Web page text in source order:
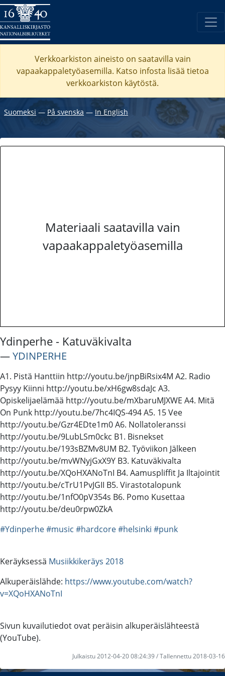
Verkkoarkiston aineisto on saatavilla vain
vapaakappaletyöasemilla. Katso infosta lisää tietoa
verkkoarkiston käytöstä.
Suomeksi ― På svenska ― In English
Materiaali saatavilla vain
vapaakappaletyöasemilla
Ydinperhe - Katuväkivalta
―YDINPERHE
A1. Pistä Hanttiin http://youtu.be/jnpBiRsix4M A2. Radio
Pysyy Kiinni http://youtu.be/xH6gw8sdaJc A3.
Opiskelijaelämää http://youtu.be/mXbaruMJXWE A4. Mitä
On Punk http://youtu.be/7hc4IQS-494 A5. 15 Vee
http://youtu.be/Gzr4EDte1m0 A6. Nollatoleranssi
http://youtu.be/9LubLSm0ckc B1. Bisnekset
http://youtu.be/193sBZMv8UM B2. Työviikon Jälkeen
http://youtu.be/mvWNyjGxX9Y B3. Katuväkivalta
http://youtu.be/XQoHXANoTnI B4. Aamuspliffit Ja Iltajointit
http://youtu.be/cTrU1PvJGII B5. Virastotalopunk
http://youtu.be/1nfO0pV354s B6. Pomo Kusettaa
http://youtu.be/deu0rpw0ZkA
#Ydinperhe#music #hardcore#helsinki #punk
Keräyksessä Musiikkikeräys 2018
Alkuperäislähde: https://www.youtube.com/watch?
v=XQoHXANoTnI
Sivun kuvailutiedot ovat peräisin alkuperäislähteestä
(YouTube).
Julkaistu 2012-04-20 08:24:39 / Tallennettu 2018-03-16